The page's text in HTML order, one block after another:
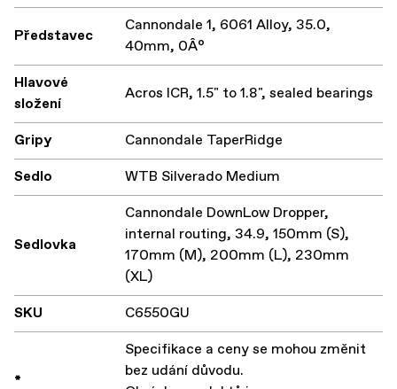
Představec
Cannondale 1, 6061 Alloy, 35.0,
40mm, 0Â°
Hlavové
složení
Acros ICR, 1.5" to 1.8", sealed bearings
Gripy
Cannondale TaperRidge
Sedlo
WTB Silverado Medium
Sedlovka
Cannondale DownLow Dropper,
internal routing, 34.9, 150mm (S),
170mm (M), 200mm (L), 230mm
(XL)
SKU
C6550GU
*
Specifikace a ceny se mohou změnit
bez udání důvodu.